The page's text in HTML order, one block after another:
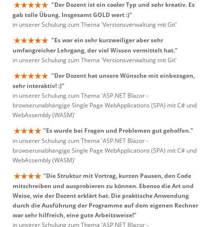
"Der Dozent ist ein cooler Typ und sehr kreativ. Es
gab tolle Übung. Insgesamt GOLD wert :)"
in unserer Schulung zum Thema 'Versionsverwaltung mit Git'
"Es war ein sehr kurzweiliger aber sehr
umfangreicher Lehrgang, der viel Wissen vermittelt hat."
in unserer Schulung zum Thema 'Versionsverwaltung mit Git'
"Der Dozent hat unsere Wünsche mit einbezogen,
sehr interaktiv! :)"
in unserer Schulung zum Thema 'ASP.NET Blazor -
browserunabhängige Single Page WebApplications (SPA) mit C# und
WebAssembly (WASM)'
"Es wurde bei Fragen und Problemen gut geholfen."
in unserer Schulung zum Thema 'ASP.NET Blazor -
browserunabhängige Single Page WebApplications (SPA) mit C# und
WebAssembly (WASM)'
"Die Struktur mit Vortrag, kurzen Pausen, den Code
mitschreiben und ausprobieren zu können. Ebenso die Art und
Weise, wie der Dozent erklärt hat. Die praktische Anwendung
durch die Ausführung der Programme auf dem eigenen Rechner
war sehr hilfreich, eine gute Arbeitsweise!"
in unserer Schulung zum Thema 'ASP.NET Blazor -